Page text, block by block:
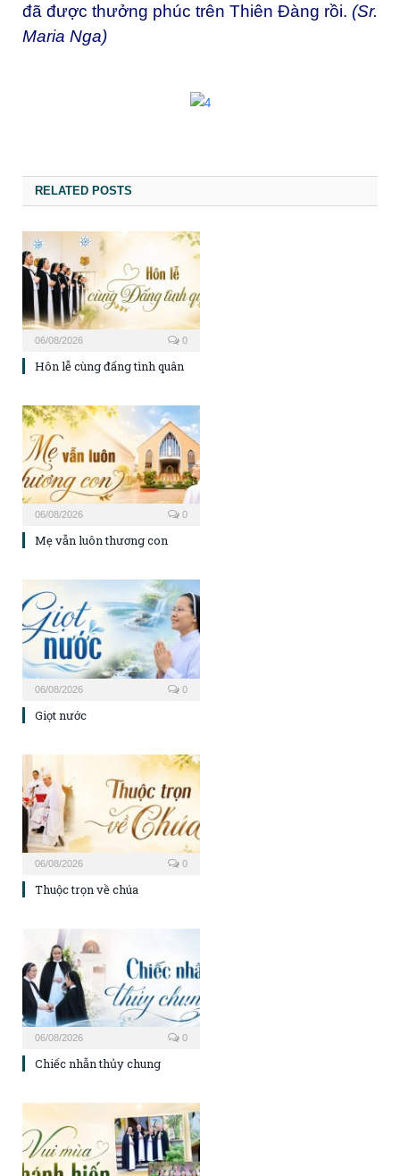
đã được thưởng phúc trên Thiên Đàng rồi. (Sr.
Maria Nga)
RELATED POSTS
06/08/2026 0
Hôn lễ cùng đấng tình quân
06/08/2026 0
Mẹ vẫn luôn thương con
06/08/2026 0
Giọt nước
06/08/2026 0
Thuộc trọn về chúa
06/08/2026 0
Chiếc nhẫn thủy chung